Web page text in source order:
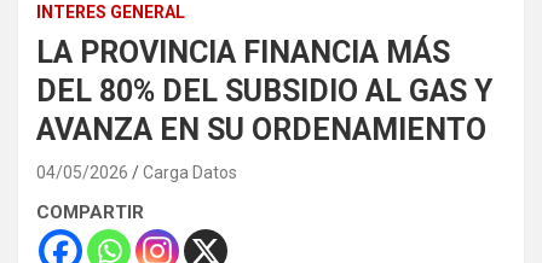
INTERES GENERAL
LA PROVINCIA FINANCIA MÁS
DEL 80% DEL SUBSIDIO AL GAS Y
AVANZA EN SU ORDENAMIENTO
04/05/2026 Carga Datos
COMPARTIR